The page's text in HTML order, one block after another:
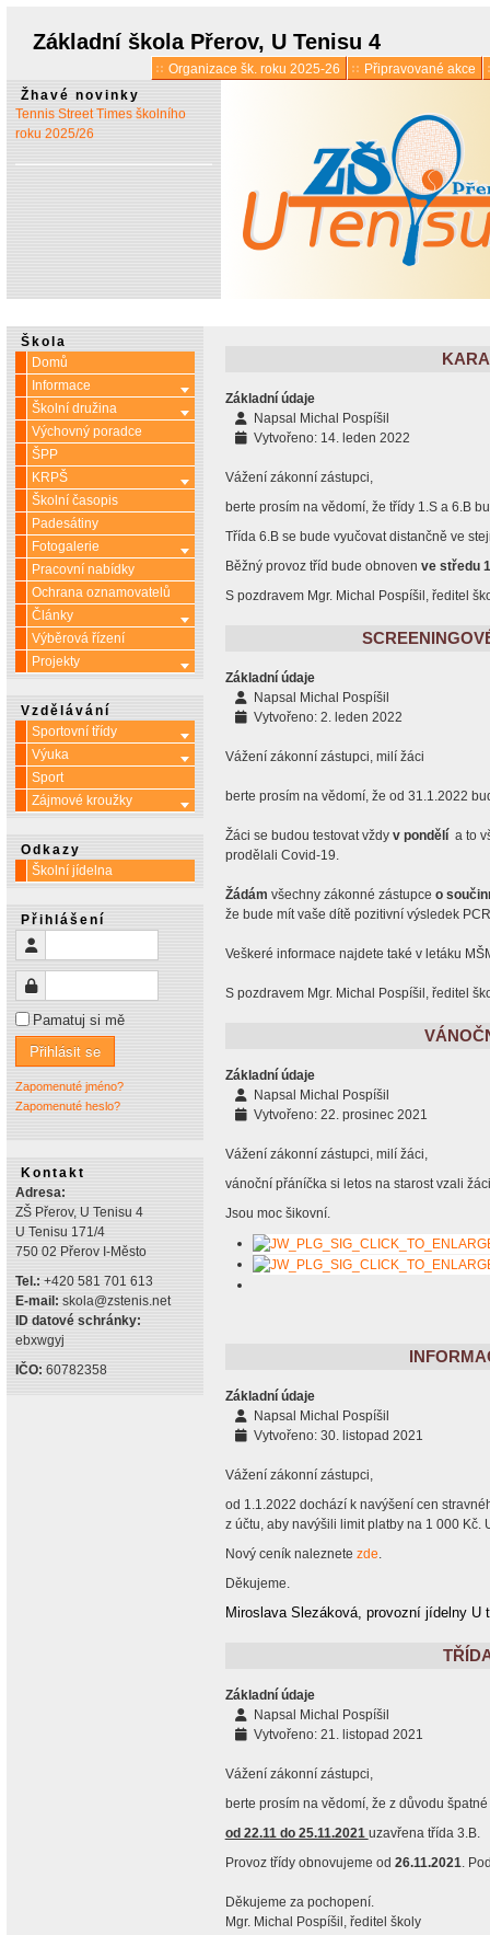
Základní škola Přerov, U Tenisu 4
Organizace šk. roku 2025-26
Připravované akce
Žhavé novinky
* 13. 5.:Vyšlo 6. číslo časopisu
Tennis Street Times školního
roku 2025/26
Škola
Domů
Informace
Více o: Informace
Školní družina Více o: Školní družina
Výchovný poradce
ŠPP
KRPŠ
Více o: KRPŠ
Školní časopis
Padesátiny
Fotogalerie
Více o: Fotogalerie
Pracovní nabídky
Ochrana oznamovatelů
Články
Více o: Články
Výběrová řízení
Projekty
Více o: Projekty
Vzdělávání
Sportovní třídy
Více o: Sportovní třídy
Výuka Více o: Výuka
Sport
Zájmové kroužky
Více o: Zájmové kroužky
Odkazy
Školní jídelna
Přihlášení
Heslo
Pamatuj si mě
Přihlásit se
Zapomenuté jméno?
Zapomenuté heslo?
Kontakt
Adresa:
ZŠ Přerov, U Tenisu 4
U Tenisu 171/4
750 02 Přerov I-Město
Tel.: +420 581 701 613
E-mail: skola@zstenis.net
ID datové schránky:
ebxwgyj
IČO: 60782358
Základní údaje
Napsal Michal Pospíšil
Vytvořeno: 14. leden 2022
Vážení zákonní zástupci,
berte prosím na vědomí, že třídy 1.S a 6.B
Třída 6.B se bude vyučovat distančně ve
Běžný provoz tříd bude obnoven ve středu
S pozdravem Mgr. Michal Pospíšil, ředitel
Základní údaje
Napsal Michal Pospíšil
Vytvořeno: 2. leden 2022
Vážení zákonní zástupci, milí žáci
berte prosím na vědomí, že od 31.1.2022
Žáci se budou testovat vždyv pondělí a to
prodělali Covid-19.
Žádám všechny zákonné zástupce o
že bude mít vaše dítě pozitivní výsledek
Veškeré informace najdete také v letáku
S pozdravem Mgr. Michal Pospíšil, ředitel
Základní údaje
Napsal Michal Pospíšil
Vytvořeno: 22. prosinec 2021
Vážení zákonní zástupci, milí žáci,
vánoční přáníčka si letos na starost vzali
Jsou moc šikovní.
Základní údaje
Napsal Michal Pospíšil
Vytvořeno: 30. listopad 2021
Vážení zákonní zástupci,
od 1.1.2022 dochází k navýšení cen
z účtu, aby navýšili limit platby na 1 000 Kč.
Nový ceník naleznete zde
Děkujeme.
Miroslava Slezáková, provozní jídelny U
Základní údaje
Napsal Michal Pospíšil
Vytvořeno: 21. listopad 2021
Vážení zákonní zástupci,
berte prosím na vědomí, že z důvodu
od 22.11 do 25.11.2021 uzavřena třída 3.B.
Provoz třídy obnovujeme od 26.11.2021 .
Děkujeme za pochopení.
Mgr. Michal Pospíšil, ředitel školy